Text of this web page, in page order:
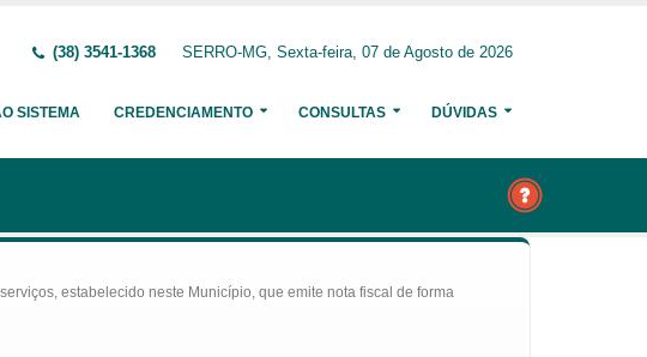
(38) 3541-1368 SERRO-MG, Sexta-feira, 07 de Agosto de 2026
SISTEMA CREDENCIAMENTO CONSULTAS DÚVIDAS
estabelecido neste Município, que emite nota fiscal de forma